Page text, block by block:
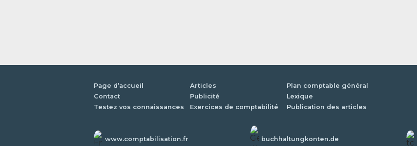
Page d’accueil Articles
Plan comptable général
Contact
Publicité
Lexique
Testez vos connaissances
Exercices de comptabilité Publication des articles
www.comptabilisation.fr buchhaltungkonten.de